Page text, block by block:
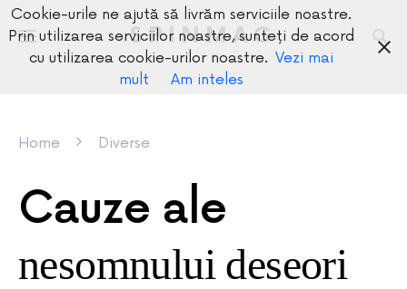
SPINMAG
Home Diverse
Cauze ale
nesomnului deseori
Cookie-urile ne ajută să livrăm serviciile noastre.
Prin utilizarea serviciilor noastre, sunteți de acord
cu utilizarea cookie-urilor noastre. Vezi mai
mult
Am inteles